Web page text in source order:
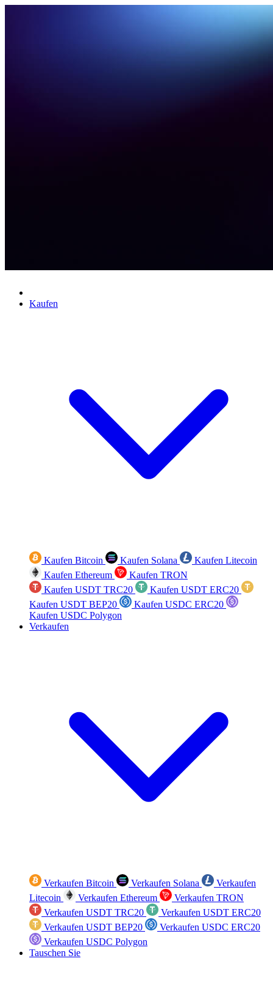
Kaufen
Kaufen Bitcoin Kaufen Solana
Kaufen Litecoin
Kaufen Ethereum
Kaufen TRON
Kaufen USDT TRC20
Kaufen USDT ERC20
Kaufen USDT BEP20
Kaufen USDC ERC20
Kaufen USDC Polygon
Verkaufen
Verkaufen Bitcoin Verkaufen Solana
Verkaufen
Litecoin
Verkaufen Ethereum
Verkaufen TRON
Verkaufen USDT TRC20
Verkaufen USDT ERC20
Verkaufen USDT BEP20
Verkaufen USDC ERC20
Verkaufen USDC Polygon
Tauschen Sie